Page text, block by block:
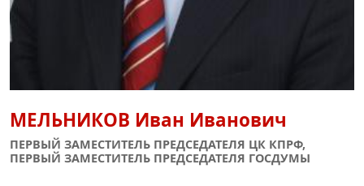
МЕЛЬНИКОВ Иван Иванович
ПЕРВЫЙ ЗАМЕСТИТЕЛЬ ПРЕДСЕДАТЕЛЯ ЦК КПРФ,
ПЕРВЫЙ ЗАМЕСТИТЕЛЬ ПРЕДСЕДАТЕЛЯ ГОСДУМЫ